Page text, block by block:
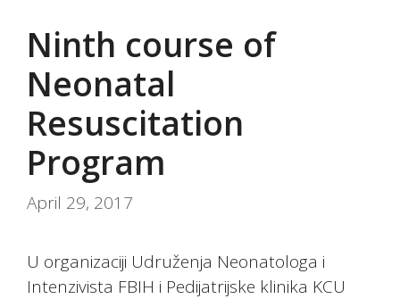
Ninth course of
Neonatal
Resuscitation
Program
April 29, 2017
U organizaciji Udruženja Neonatologa i
Intenzivista FBIH i Pedijatrijske klinika KCU